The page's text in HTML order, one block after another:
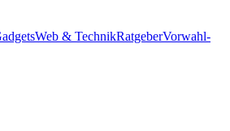
Web & TechnikRatgeberVorwahl-